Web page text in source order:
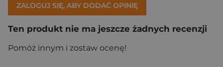
ZALOGUJ SIĘ, ABY DODAĆ OPINIĘ
Ten produkt nie ma jeszcze żadnych recenzji
Pomóż innym i zostaw ocenę!